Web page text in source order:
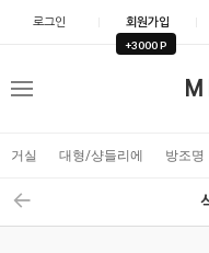
로그인 회원가입
+3000 P
메
거실 대형/샹들리에 방조명